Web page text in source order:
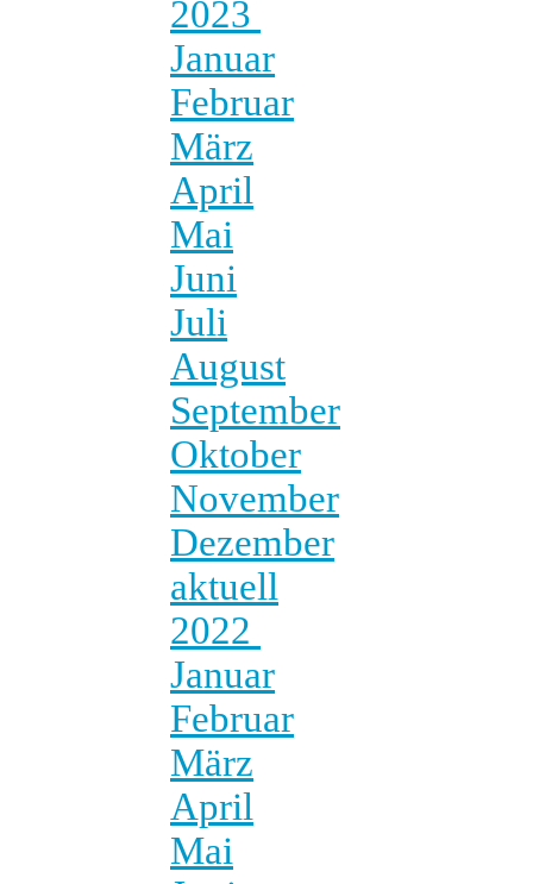
2023
Januar
Februar
März
April
Mai
Juni
Juli
August
September
Oktober
November
Dezember
aktuell
2022
Januar
Februar
März
April
Mai